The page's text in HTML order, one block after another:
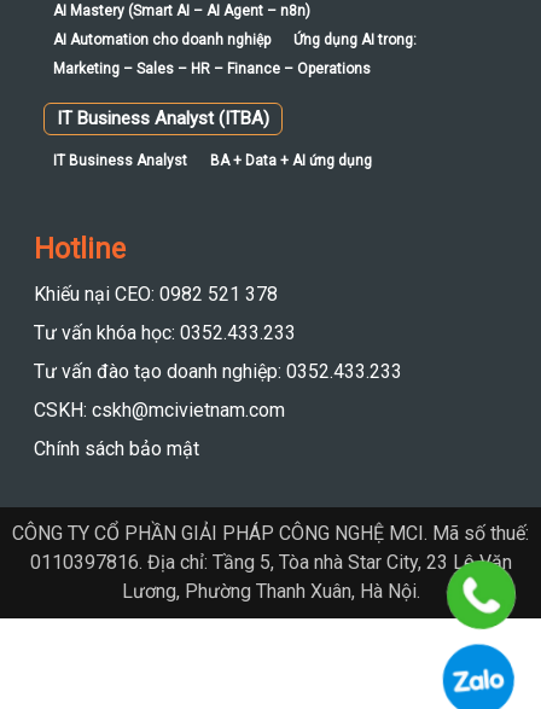
AI Mastery (Smart AI – AI Agent – n8n)
AI Automation cho doanh nghiệp
Ứng dụng AI trong:
Marketing – Sales – HR – Finance – Operations
IT Business Analyst (ITBA)
IT Business Analyst BA + Data + AI ứng dụng
Hotline
Khiếu nại CEO: 0982 521 378
Tư vấn khóa học: 0352.433.233
Tư vấn đào tạo doanh nghiệp: 0352.433.233
CSKH: cskh@mcivietnam.com
Chính sách bảo mật
CÔNG TY CỔ PHẦN GIẢI PHÁP CÔNG NGHỆ MCI. Mã số thuế:
0110397816. Địa chỉ: Tầng 5, Tòa nhà Star City, 23 Lê Văn
Lương, Phường Thanh Xuân, Hà Nội.